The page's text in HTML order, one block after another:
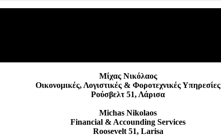
Μίχας Νικόλαος
Οικονομικές, Λογιστικές & Φοροτεχνικές Υπηρεσίες
Ρούσβελτ 51, Λάρισα
Michas Nikolaos
Financial & Accounding Services
Roosevelt 51, Larisa